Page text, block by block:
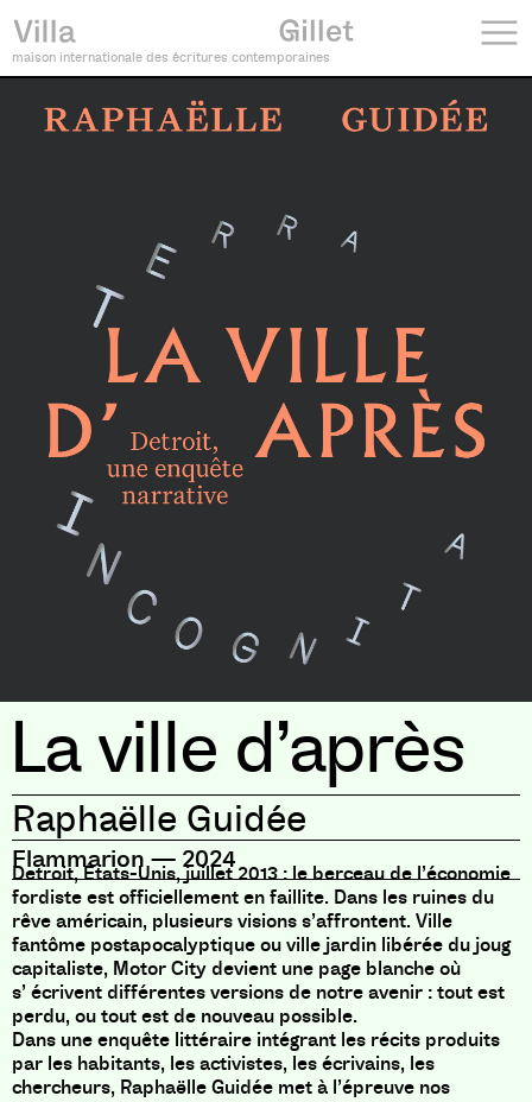
maison internationale des écritures contemporaines
La ville d’après
Raphaëlle Guidée
Flammarion — 2024
Detroit, États-Unis, juillet 2013 : le berceau de l’économie
fordiste est officiellement en faillite. Dans les ruines du
rêve américain, plusieurs visions s’affrontent. Ville
fantôme postapocalyptique ou ville jardin libérée du joug
capitaliste, Motor City devient une page blanche où
s’ écrivent différentes versions de notre avenir : tout est
perdu, ou tout est de nouveau possible.
Dans une enquête littéraire intégrant les récits produits
par les habitants, les activistes, les écrivains, les
chercheurs, Raphaëlle Guidée met à l’épreuve nos